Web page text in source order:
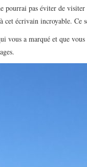
pourrai pas éviter de visiter
cet écrivain incroyable. Ce
vous a marqué et que